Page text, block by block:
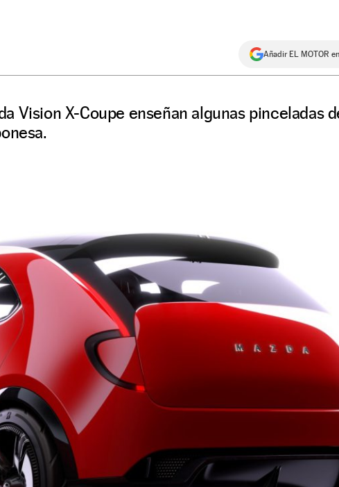
Añadir EL MOTOR
Vision X-Coupe enseñan algunas pinceladas